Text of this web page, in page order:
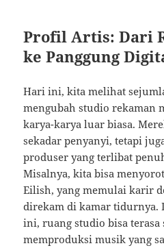
Profil Artis: Dari
ke Panggung
Hari ini, kita melihat
mengubah studio rekaman
karya-karya luar biasa.
sekadar penyanyi, tetapi
produser yang terlibat
Misalnya, kita bisa
Eilish, yang memulai karir
direkam di kamar tidurnya.
ini, ruang studio bisa terasa
memproduksi musik yang